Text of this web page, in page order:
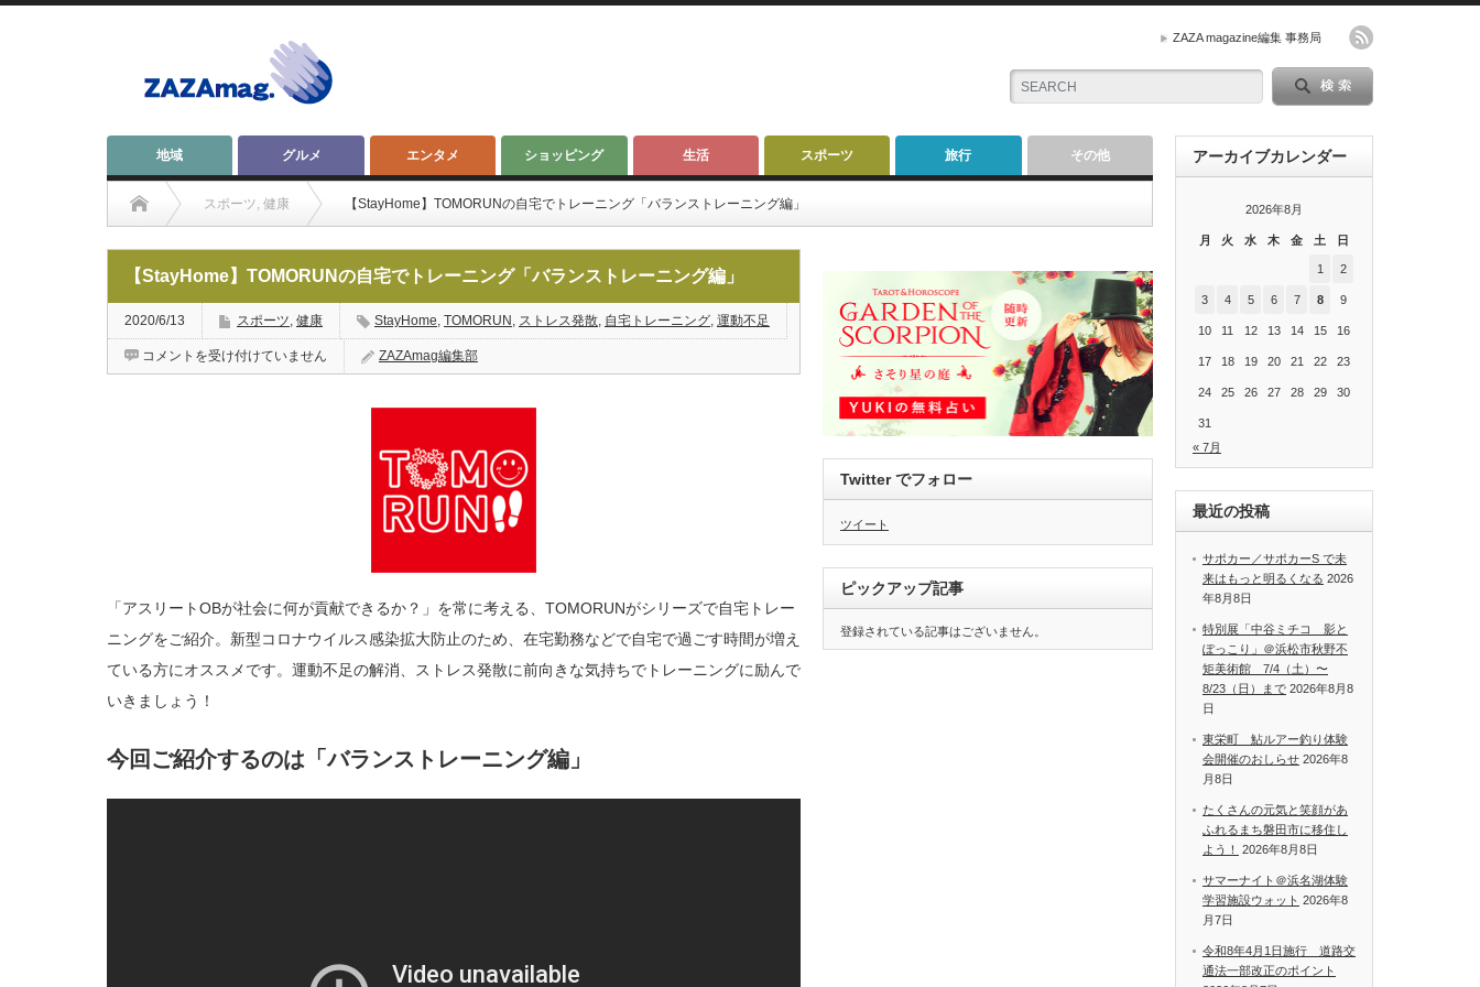
ZAZA magazine編集 事務局
地域 グルメ エンタメ ショッピング 生活 スポーツ 旅行 その他
スポーツ, 健康 【StayHome】TOMORUNの自宅でトレーニング「バランストレーニング編」
【StayHome】TOMORUNの自宅でトレーニング「バランストレーニング編」
2020/6/13 スポーツ, 健康 StayHome, TOMORUN , ストレス発散, 自宅トレーニング, 運動不足
【StayHome】
ニ
ン
グ
編」
コメントを受け付けていません ZAZAmag編集部
「アスリートOBが社会に何が貢献できるか？」を常に考える、TOMORUNがシリーズで自宅トレー
ニングをご紹介。新型コロナウイルス感染拡大防止のため、在宅勤務などで自宅で過ごす時間が増え
ている方にオススメです。運動不足の解消、ストレス発散に前向きな気持ちでトレーニングに励んで
いきましょう！
今回ご紹介するのは「バランストレーニング編」
Twitter でフォロー
ツイート
ピックアップ記事
登録されている記事はございません。
アーカイブカレンダー
2026年8月
月 火 水 木 金 土 日
1 2
3 4 5 6 7 8 9
10 11 12 13 14 15 16
17 18 19 20 21 22 23
24 25 26 27 28 29 30
31
« 7月
最近の投稿
サポカー／サポカーS で未
来はもっと明るくなる 2026
年8月8日
特別展「中谷ミチコ 影と
ぽっこり」＠浜松市秋野不
矩美術館 7/4（土）〜
8/23（日）まで 2026年8月8
日
東栄町 鮎ルアー釣り体験
会開催のおしらせ 2026年8
月8日
たくさんの元気と笑顔があ
ふれるまち磐田市に移住し
よう！
2026年8月8日
サマーナイト＠浜名湖体験
学習施設ウォット 2026年8
月7日
令和8年4月1日施行 道路交
通法一部改正のポイント